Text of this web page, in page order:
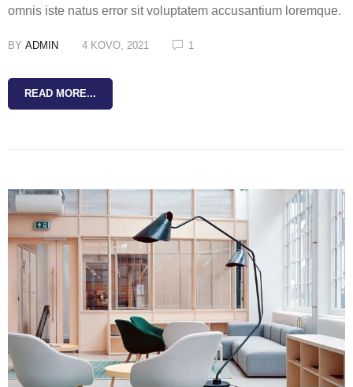
omnis iste natus error sit voluptatem accusantium loremque.
BY ADMIN 4 KOVO, 2021 1
READ MORE...